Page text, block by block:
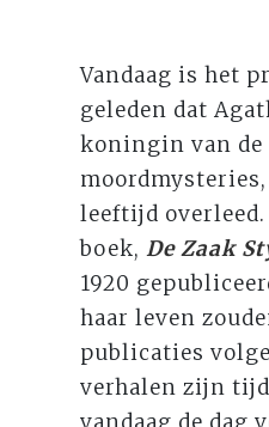
Vandaag is het
geleden dat
koningin van de
leeftijd overleed.
boek,De Zaak
1920
haar leven
publicaties
verhalen zijn